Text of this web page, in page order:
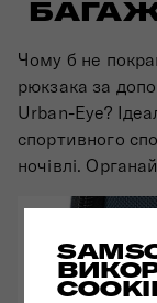
Чому б не
рюкзака за
Urban-Eye?
спортивного
ночівлі.